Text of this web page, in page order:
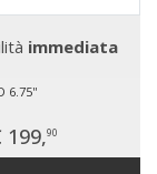
immediata
6.75''
199,90